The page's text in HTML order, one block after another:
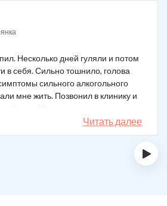
Несколько дней гуляли и потом
в себя. Сильно тошнило, голова
сильного алкогольного
мне жить. Позвонил в клинику и
Через 20 минут приехал
мне усиленную капельницу. Сразу
Читать далее
›